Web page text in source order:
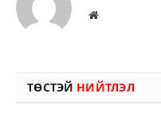
Вэбсайт
ТӨСТЭЙ НИЙТЛЭЛ